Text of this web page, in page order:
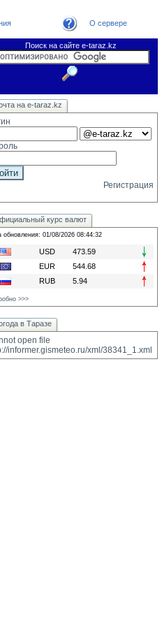
О сервере
Поиск на сайте e-taraz.kz
Погода в Таразе
справочник
e-taraz Замечания и предложения
на e-taraz.kz
Регистрация
курс валют
обновления: 01/08/2026 08:44:32
USD
473.59
EUR
544.68
RUB
5.94
>>>
в Таразе
open file
informer.gismeteo.ru/xml/38341_1.xml